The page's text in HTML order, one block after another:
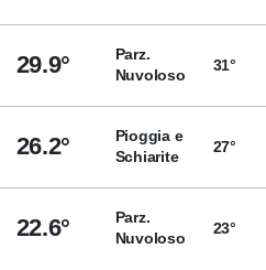
29.9°
Parz.
Nuvoloso
31°
26.2°
Pioggia e
Schiarite
27°
22.6°
Parz.
Nuvoloso
23°